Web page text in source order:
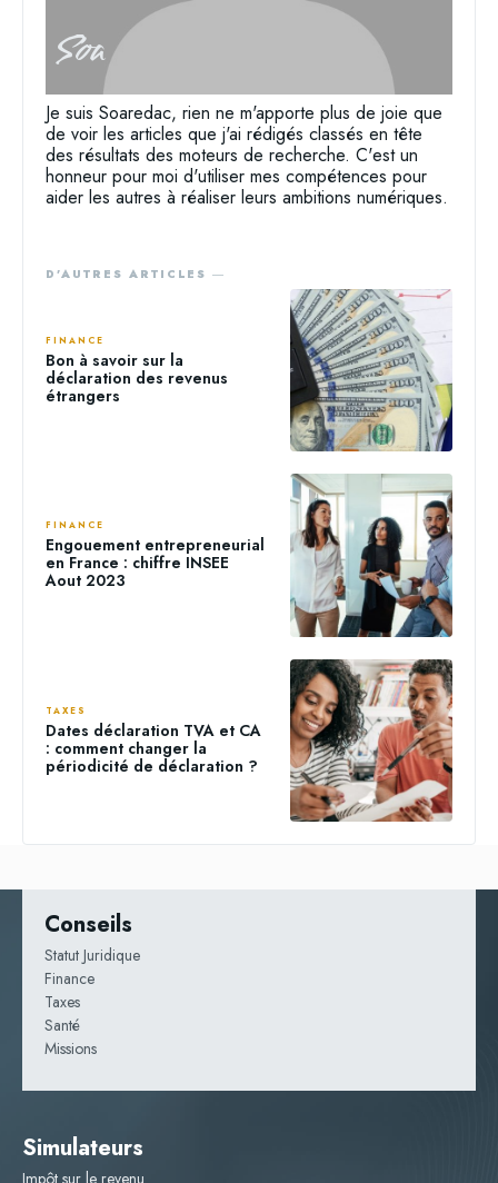
Soa
Je suis Soaredac, rien ne m'apporte plus de joie que
de voir les articles que j'ai rédigés classés en tête
des résultats des moteurs de recherche. C'est un
honneur pour moi d'utiliser mes compétences pour
aider les autres à réaliser leurs ambitions numériques.
D'AUTRES ARTICLES ―
FINANCE
Bon à savoir sur la
déclaration des revenus
étrangers
FINANCE
Engouement entrepreneurial
en France : chiffre INSEE
Aout 2023
TAXES
Dates déclaration TVA et CA
: comment changer la
périodicité de déclaration ?
Conseils
Statut Juridique
Finance
Taxes
Santé
Missions
Simulateurs